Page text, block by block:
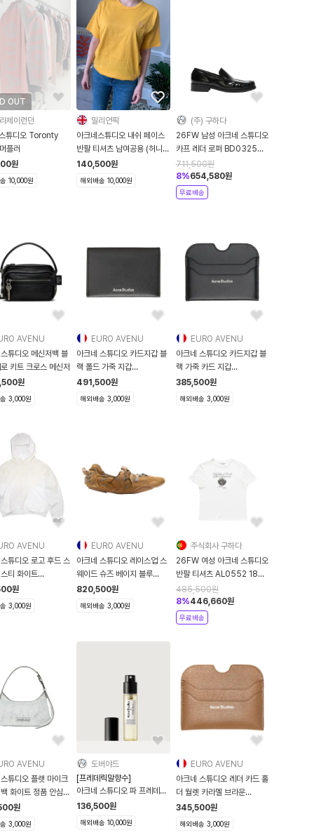
OUT
제이런던
튜디오 Toronty
플러
원
10,000원
밀리언픽
아크네스튜디오 내쉬 페이스
반팔 티셔츠 남여공용 (허니
옐로우)
140,500원
해외배송 10,000원
(주) 구하다
26FW 남성 아크네 스튜디오
카프 레더 로퍼 BD0325
900 black STK
711,500원
8%654,580원
무료배송
AVENU
튜디오 메신저백 블
키트 크로스 메신저
원
3,000원
EURO AVENU
아크네 스튜디오 카드지갑 블
랙 폴드 가죽 지갑
262129M163006
491,500원
해외배송 3,000원
EURO AVENU
아크네 스튜디오 카드지갑 블
랙 가죽 카드 지갑
262129M163007
385,500원
해외배송 3,000원
AVENU
튜디오 로고 후드 스
티 화이트
DC6
원
3,000원
EURO AVENU
아크네 스튜디오 레이스업 스
웨이드 슈즈 베이지 블루
AD0923
820,500원
해외배송 3,000원
주식회사 구하다
26FW 여성 아크네 스튜디오
반팔 티셔츠 AL0552 183
WHITE
485,500원
8%446,660원
무료배송
AVENU
튜디오 플랫 마이크
화이트 정품 안심
원
3,000원
도버야드
[프레데릭말향수]
아크네 스튜디오 파 프레데릭
말 오 드 퍼퓸 트래블 스프레
136,500원
해외배송 10,000원
EURO AVENU
아크네 스튜디오 레더 카드 홀
더 월렛 카라멜 브라운
CG0310-5
345,500원
해외배송 3,000원